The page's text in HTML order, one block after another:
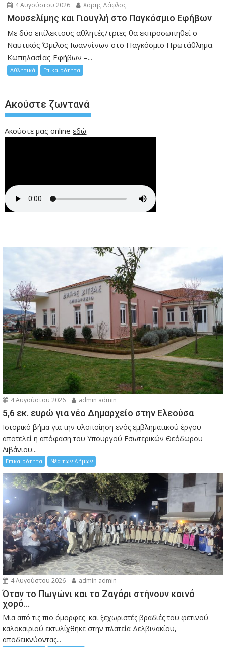
4 Αυγούστου 2026 Χάρης Δάφλος
Μουσελίμης και Γιουγλή στο Παγκόσμιο Εφήβων
Mε δύο επίλεκτους αθλητές/τριες θα εκπροσωπηθεί ο
Ναυτικός Όμιλος Ιωαννίνων στο Παγκόσμιο Πρωτάθλημα
Κωπηλασίας Εφήβων –...
Αθλητικά Επικαιρότητα
Ακούστε ζωντανά
Ακούστε μας onlineεδώ
4 Αυγούστου 2026 admin admin
5,6 εκ. ευρώ για νέο Δημαρχείο στην Ελεούσα
Ιστορικό βήμα για την υλοποίηση ενός εμβληματικού έργου
αποτελεί η απόφαση του Υπουργού Εσωτερικών Θεόδωρου
Λιβάνιου...
Επικαιρότητα Νέα των Δήμων
4 Αυγούστου 2026 admin admin
Όταν το Πωγώνι και το Ζαγόρι στήνουν κοινό
χορό…
Μια από τις πιο όμορφες και ξεχωριστές βραδιές του φετινού
καλοκαιριού εκτυλίχθηκε στην πλατεία Δελβινακίου,
αποδεικνύοντας...